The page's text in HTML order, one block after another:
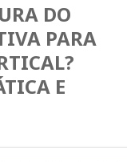
DO
PARA
E